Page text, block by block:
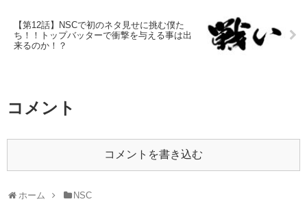
【第12話】NSCで初のネタ見せに挑む僕た
ち！！トップバッターで衝撃を与える事は出
来るのか！？
コメント
コメントを書き込む
ホーム NSC